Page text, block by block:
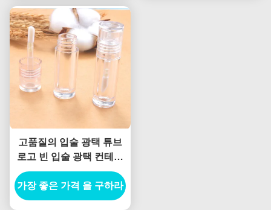
고품질의 입술 광택 튜브
로고 빈 입술 광택 컨테이
너 실린더 귀여운 입술 광
택 컨테이너
가장 좋은 가격 을 구하라